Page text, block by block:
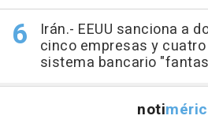
Irán.- EEUU sanciona a
cinco empresas y
sistema bancario
noti